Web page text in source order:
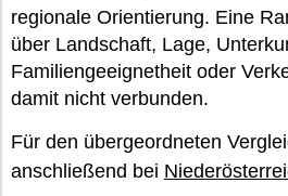
regionale Orientierung. Eine
über Landschaft, Lage,
Familiengeeignetheit oder
damit nicht verbunden.
Für den übergeordneten
anschließend bei